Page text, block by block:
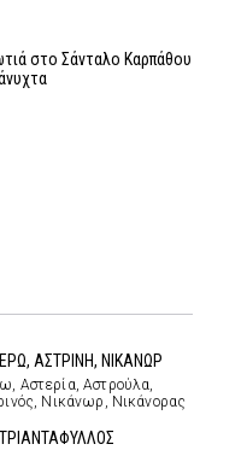
στο Σάνταλο Καρπάθου
ΑΣΤΡΙΝΗ, ΝΙΚΑΝΩΡ
Αστερία, Αστρούλα,
Νικάνωρ, Νικάνορας